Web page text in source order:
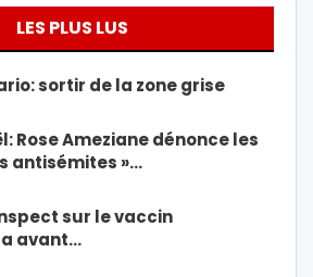
LES PLUS LUS
sortir de la zone grise
Rose Ameziane dénonce les
antisémites »…
sur le vaccin
avant…